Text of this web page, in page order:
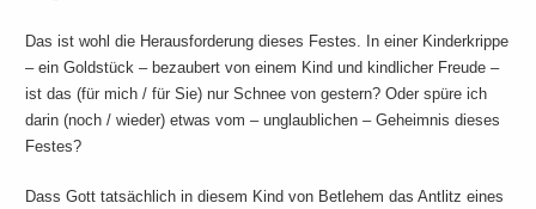
Das ist wohl die Herausforderung dieses Festes. In einer Kinderkrippe
– ein Goldstück – bezaubert von einem Kind und kindlicher Freude –
ist das (für mich / für Sie) nur Schnee von gestern? Oder spüre ich
darin (noch / wieder) etwas vom – unglaublichen – Geheimnis dieses
Festes?
Dass Gott tatsächlich in diesem Kind von Betlehem das Antlitz eines